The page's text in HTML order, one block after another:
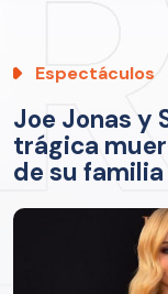
Espectáculos
Joe Jonas y
trágica
de su familia